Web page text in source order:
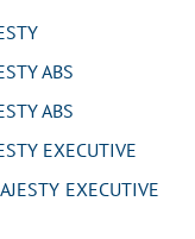
ABS
ABS
EXECUTIVE
EXECUTIVE